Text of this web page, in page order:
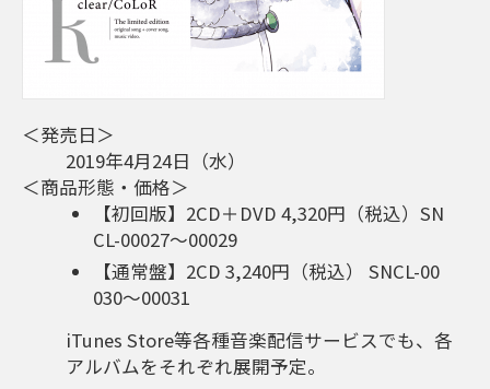
＜発売日＞
2019年4月24日（水）
＜商品形態・価格＞
【初回版】2CD＋DVD 4,320円（税込）SN
CL-00027～00029
【通常盤】2CD 3,240円（税込） SNCL-00
030～00031
iTunes Store等各種音楽配信サービスでも、各
アルバムをそれぞれ展開予定。